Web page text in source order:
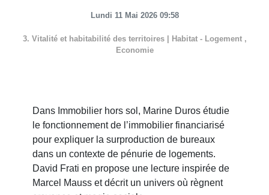
Lundi 11 Mai 2026 09:58
3. Vitalité et habitabilité des territoires | Habitat - Logement ,
Economie
Dans Immobilier hors sol, Marine Duros étudie
le fonctionnement de l’immobilier financiarisé
pour expliquer la surproduction de bureaux
dans un contexte de pénurie de logements.
David Frati en propose une lecture inspirée de
Marcel Mauss et décrit un univers où règnent